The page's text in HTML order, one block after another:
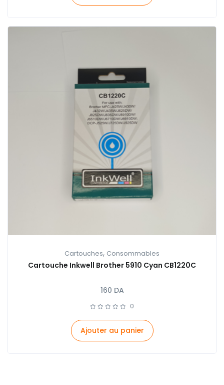
Cartouches, Consommables
Cartouche Inkwell Brother 5910 Cyan CB1220C
160 DA
0
Ajouter au panier